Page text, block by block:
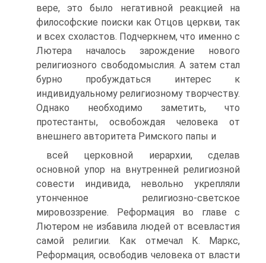
вере, это было негатив­ной реакцией на
философские поиски как Отцов церкви, так
и всех схоластов. Подчеркнем, что именно с
Лютера началось за­рождение нового
религиозного свободомыслия. А затем стал
бурно пробуждаться интерес к
индивидуальному религиозному творчеству.
Однако необходимо заметить, что
протестанты, ос­вобождая человека от
внешнего авторитета Римского папы и
всей церковной иерархии, сделав
основной упор на внутренней религиозной
совести индивида, невольно укрепляли
утончен­ное религиозно-светское
мировоззрение. Реформация во главе с
Лютером не избавила людей от всевластия
самой религии. Как отмечал К. Маркс,
Реформация, освободив человека от власти